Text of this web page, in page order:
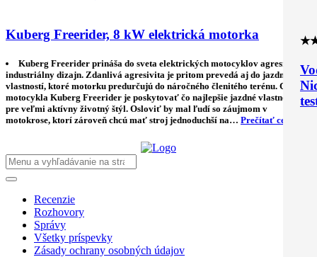
Kuberg Freerider, 8 kW elektrická motorka
Kuberg Freerider prináša do sveta elektrických motocyklov agresívny
industriálny dizajn. Zdanlivá agresivita je pritom prevedá aj do jazdných
vlastností, ktoré motorku predurčujú do náročného členitého terénu. Cieľom
motocykla Kuberg Freerider je poskytovať čo najlepšie jazdné vlastnosti
pre veľmi aktívny životný štýl. Osloviť by mal ľudí so záujmom v
motokrose, ktorí zároveň chcú mať stroj jednoduchší na… Prečítať celé
Recenzie
Rozhovory
Správy
Všetky príspevky
Zásady ochrany osobných údajov